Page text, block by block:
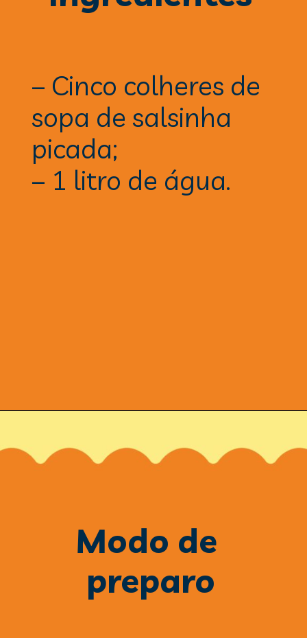
– Cinco colheres de
sopa de salsinha
picada;
– 1 litro de água.
Modo de
preparo